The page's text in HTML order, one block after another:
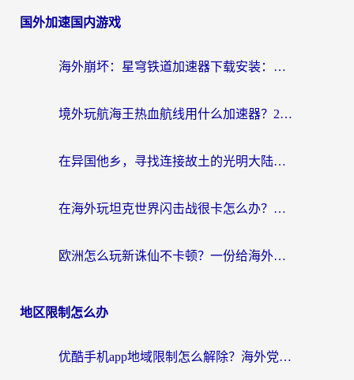
国外加速国内游戏
海外崩坏：星穹铁道加速器下载安装：一份给游子的终极网络指南
境外玩航海王热血航线用什么加速器？2026海外玩家实测最优方案（附欧洲问道堡垒前线加速技巧）
在异国他乡，寻找连接故土的光明大陆免费加速器
在海外玩坦克世界闪击战很卡怎么办？老玩家亲测有效的加速器选择指南
欧洲怎么玩新诛仙不卡顿？一份给海外游子的国服游戏畅玩指南
地区限制怎么办
优酷手机app地域限制怎么解除？海外党亲测有效的追剧方案